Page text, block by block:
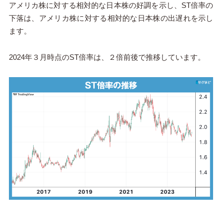
アメリカ株に対する相対的な日本株の好調を示し、ST倍率の
下落は、アメリカ株に対する相対的な日本株の出遅れを示し
ます。
2024年３月時点のST倍率は、２倍前後で推移しています。